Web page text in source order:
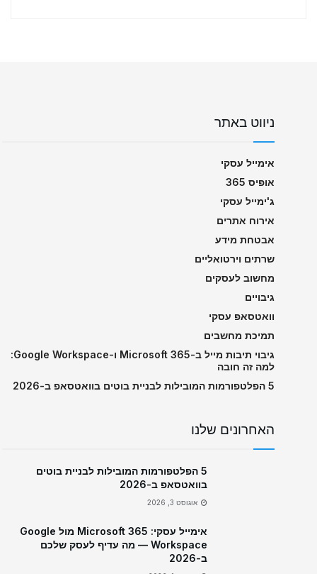
ניווט באתר
אימייל עסקי
אופיס 365
ג'ימייל עסקי
אירוח אתרים
אבטחת מידע
שרתים וירטואליים
מחשוב לעסקים
גיבויים
וואטסאפ עסקי
תמיכת מחשבים
גיבוי תיבות מייל ב-Microsoft 365 ו-Google Workspace:
למה זה חובה
5 הפלטפורמות המובילות לבניית בוטים בוואטסאפ ב-2026
האחרונים שלנו
5 הפלטפורמות המובילות לבניית בוטים
בוואטסאפ ב-2026
אוגוסט 3, 2026
אימייל עסקי: Microsoft 365 מול Google
Workspace — מה עדיף לעסק שלכם
ב-2026